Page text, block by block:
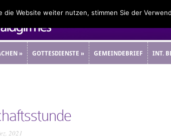
» GOTTESDIENSTE » GEMEINDEBRIEF INT.
2021
die Website weiter nutzen, stimmen Sie der